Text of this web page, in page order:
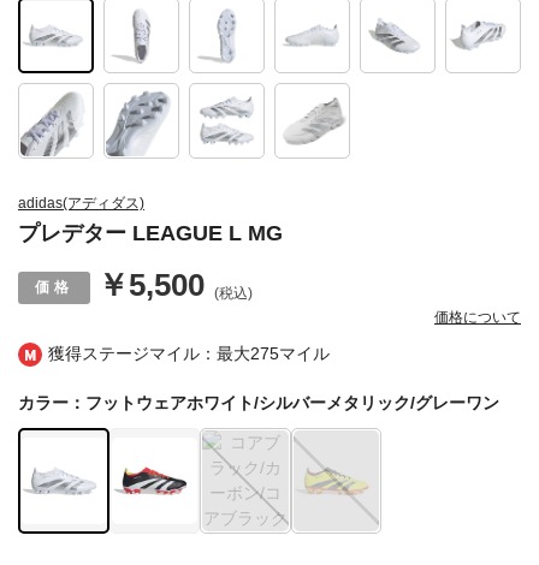
獲得ステージマイル：最大275マイル
adidas(アディダス)
プレデター LEAGUE L MG
￥5,500 (税込)
価格について
カラー：フットウェアホワイト/シルバーメタリック/グレーワン